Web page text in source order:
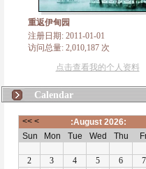
重返伊甸园
注册日期: 2011-01-01
访问总量: 2,010,187 次
点击查看我的个人资料
Calendar